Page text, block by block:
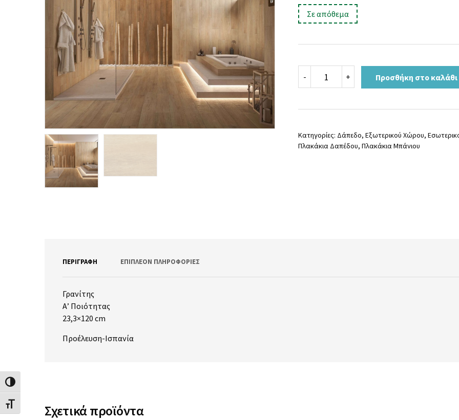
Εναλλαγή Υψηλής Αντίθεσης
Εναλλαγή Μεγέθους Γραμμάτων
price
was:
25,00 €.είναι:
Σε απόθεμα
-
NATURAL
23.3x120
+ Προσθήκη στο καλάθι
Κατηγορίες: Δάπεδο, Εξωτερικού Χώρου,
Πλακάκια Δαπέδου, Πλακάκια Μπάνιου
ΠΕΡΙΓΡΑΦΉ ΕΠΙΠΛΈΟΝ ΠΛΗΡΟΦΟΡΊΕΣ
Γρανίτης
Α’ Ποιότητας
23,3×120 cm
Προέλευση-Ισπανία
Σχετικά προϊόντα